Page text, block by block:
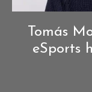
Tomás
eSports